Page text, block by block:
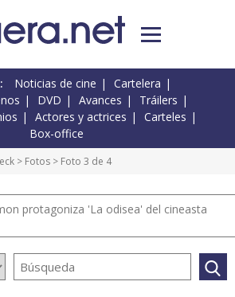
Noticias de cine
Cartelera
DVD Avances
Tráilers
Actores y actrices
Carteles
Box-office
> Fotos > Foto 3 de 4
protagoniza 'La odisea' del cineasta